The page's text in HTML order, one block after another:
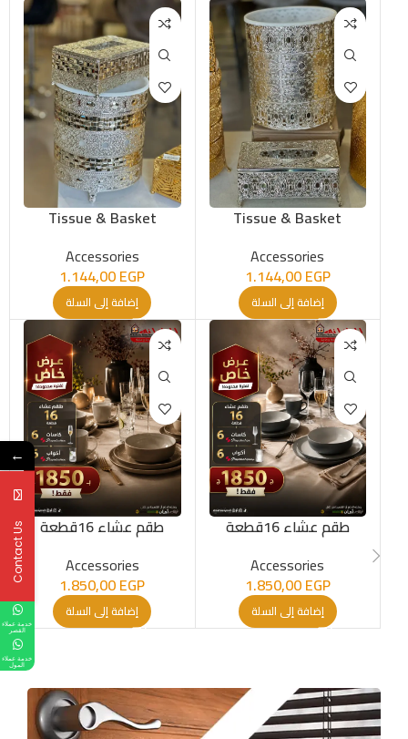
Tissue & Basket
Accessories
1.144,00EGP
إضافة إلى السلة
Tissue & Basket
Accessories
1.144,00EGP
إضافة إلى السلة
طقم عشاء 16قطعة
Accessories
1.850,00EGP
إضافة إلى السلة
طقم عشاء 16قطعة
Accessories
1.850,00EGP
إضافة إلى السلة
←
Contact Us
خدمة عملاء
القصر
خدمة عملاء
المول